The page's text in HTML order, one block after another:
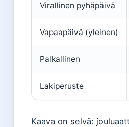
Virallinen pyhäpäivä
Vapaapäivä (yleinen)
Palkallinen
Lakiperuste
Kaava on selvä: